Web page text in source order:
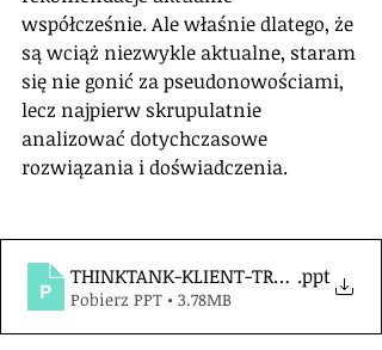
współcześnie. Ale właśnie dlatego, że
są wciąż niezwykle aktualne, staram
się nie gonić za pseudonowościami,
lecz najpierw skrupulatnie
analizować dotychczasowe
rozwiązania i doświadczenia.
THINKTANK-KLIENT-TRENDY
.ppt
Pobierz PPT • 3.78MB